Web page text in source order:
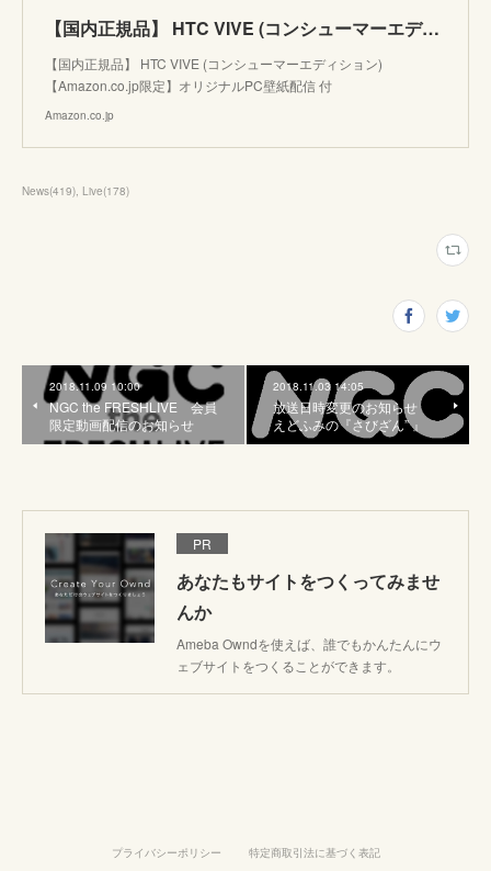
【国内正規品】 HTC VIVE (コンシューマーエディション) 【Amazon.co.jp限定】オリジナルPC壁紙配信 付
【国内正規品】 HTC VIVE (コンシューマーエディション)
【Amazon.co.jp限定】オリジナルPC壁紙配信 付
Amazon.co.jp
News(419) Live(178)
2018.11.09 10:00
NGC the FRESHLIVE 会員
限定動画配信のお知らせ
2018.11.03 14:05
放送日時変更のお知らせ
えどふみの『さびざん” 』
PR
あなたもサイトをつくってみませ
んか
Ameba Owndを使えば、誰でもかんたんにウ
ェブサイトをつくることができます。
プライバシーポリシー 特定商取引法に基づく表記